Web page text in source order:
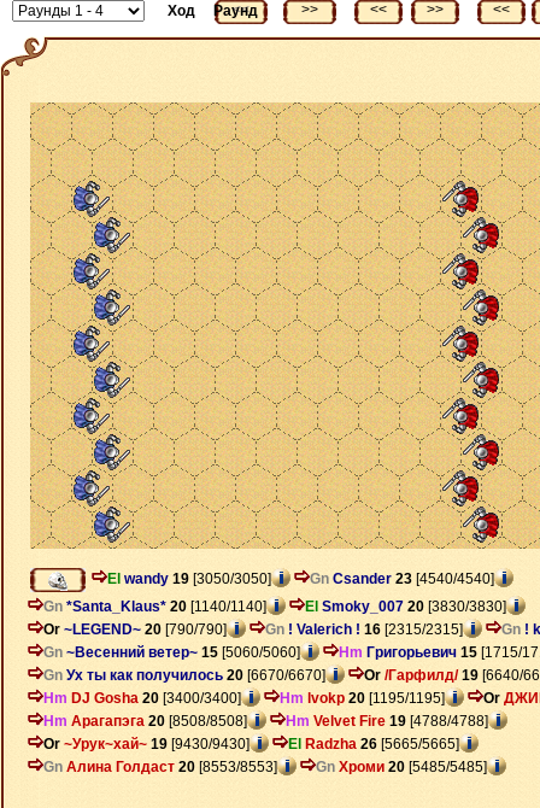
<< >> <<
Ход >> <<
Раунд
El wandy 19 [3050/3050] Gn Csander 23 [4540/4540]
Gn *Santa_Klaus* 20 [1140/1140] El Smoky_007 20 [3830/3830]
Or ~LEGEND~ 20 [790/790] Gn ! Valerich ! 16 [2315/2315] Gn !
Gn ~Весенний ветер~ 15 [5060/5060] Hm Григорьевич 15 [1715/
Gn Ух ты как получилось 20 [6670/6670] Or /Гарфилд/ 19 [6640/
Hm DJ Gosha 20 [3400/3400] Hm lvokp 20 [1195/1195] Or
Hm Арагапэга 20 [8508/8508] Hm Velvet Fire 19 [4788/4788]
Or ~Урук~хай~ 19 [9430/9430] El Radzha 26 [5665/5665]
Gn Алина Голдаст 20 [8553/8553] Gn Хроми 20 [5485/5485]